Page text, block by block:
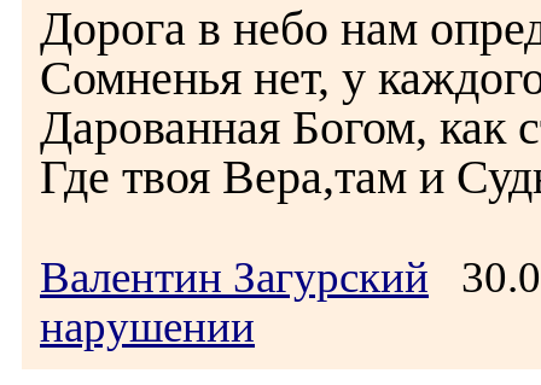
Дорога в небо нам
Сомненья нет, у
Дарованная Богом, как
Где твоя Вера,там и
Валентин Загурский
нарушении